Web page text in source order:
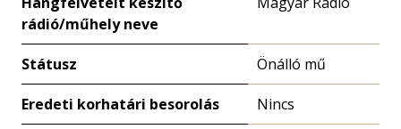
rádió/műhely neve
Státusz Önálló mű
Eredeti korhatári besorolás Nincs